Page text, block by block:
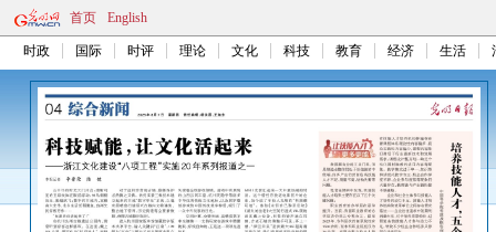
首页 English
时政 国际 时评 理论 文化 科技 教育 经济 生活